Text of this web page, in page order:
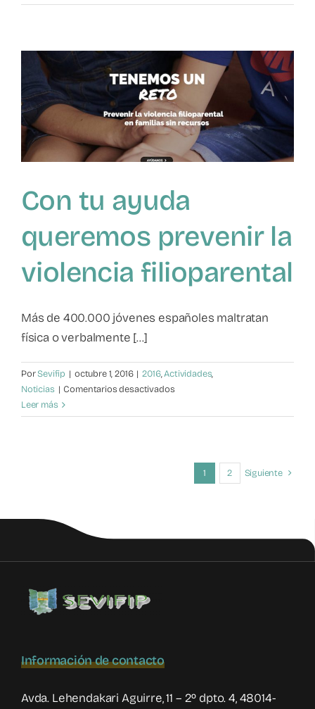
en
SEVIFIP
Con tu ayuda
queremos prevenir la
violencia filioparental
Más de 400.000 jóvenes españoles maltratan
física o verbalmente [...]
PorSevifip | octubre 1, 2016 | 2016,Actividades,
Noticias | Comentarios desactivadosen
tu
prevenir
Leer más
1 2 Siguiente
Información de contacto
Avda. Lehendakari Aguirre, 11 – 2º dpto. 4, 48014-